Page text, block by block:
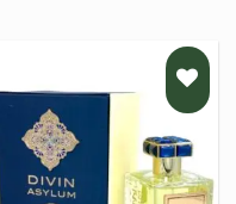
PRIDĖTI
Į NORŲ
SĄRAŠĄ